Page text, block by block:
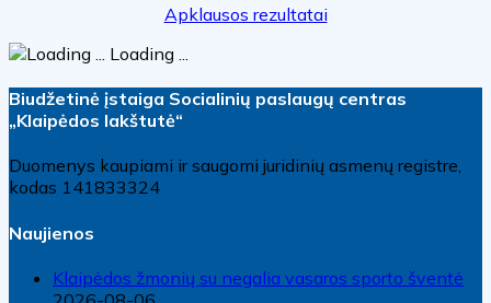
Apklausos rezultatai
Loading ...
Biudžetinė įstaiga Socialinių paslaugų centras
„Klaipėdos lakštutė“
Duomenys kaupiami ir saugomi juridinių asmenų registre,
kodas 141833324
Naujienos
Klaipėdos žmonių su negalia vasaros sporto šventė